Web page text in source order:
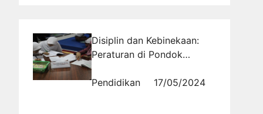
Disiplin dan Kebinekaan:
Peraturan di Pondok
Bandung
Pendidikan 17/05/2024